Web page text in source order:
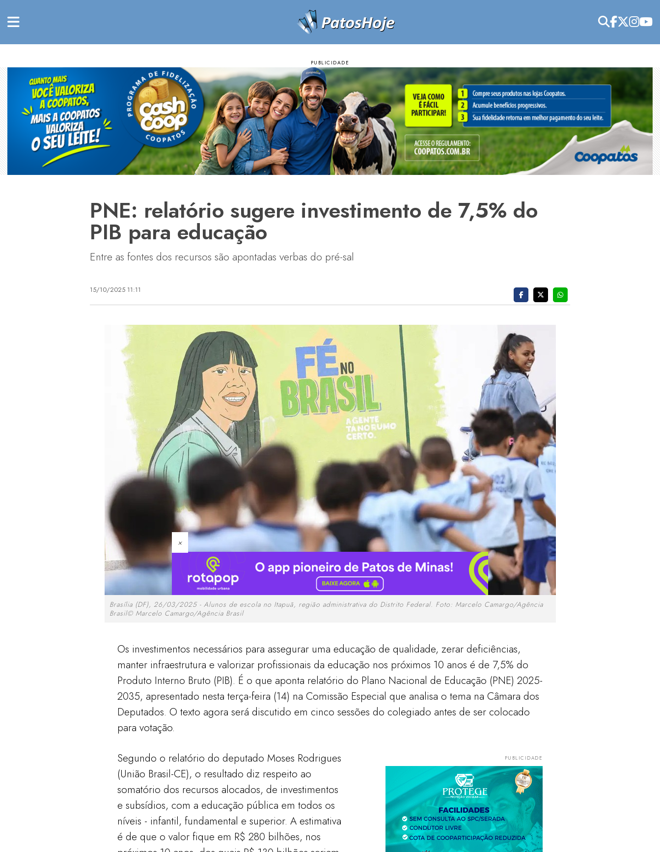
PNE: relatório sugere investimento de 7,5% do
PIB para educação
Entre as fontes dos recursos são apontadas verbas do pré-sal
15/10/2025 11:11
×
Brasília (DF), 26/03/2025 - Alunos de escola no Itapuã, região administrativa do Distrito Federal. Foto: Marcelo Camargo/Agência
Brasil© Marcelo Camargo/Agência Brasil
Os investimentos necessários para assegurar uma educação de qualidade, zerar deficiências,
manter infraestrutura e valorizar profissionais da educação nos próximos 10 anos é de 7,5% do
Produto Interno Bruto (PIB). É o que aponta relatório do Plano Nacional de Educação (PNE) 2025-
2035, apresentado nesta terça-feira (14) na Comissão Especial que analisa o tema na Câmara dos
Deputados. O texto agora será discutido em cinco sessões do colegiado antes de ser colocado
para votação.
Segundo o relatório do deputado Moses Rodrigues
(União Brasil-CE), o resultado diz respeito ao
somatório dos recursos alocados, de investimentos
e subsídios, com a educação pública em todos os
níveis - infantil, fundamental e superior. A estimativa
é de que o valor fique em R$ 280 bilhões, nos